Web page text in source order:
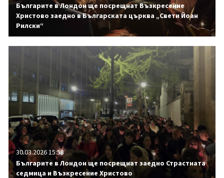
Българите в Лондон ще посрещнат Възкресение
Христово заедно в Българската църква „Свети Йоан
Рилски“
30.03.2026 15:58
Българите в Лондон ще посрещнат заедно Страстната
седмица и Възкресение Христово